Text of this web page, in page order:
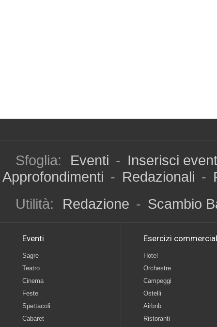
Sfoglia: Eventi - Inserisci
Approfondimenti - Redazionali -
Utilità:
Redazione - Scambio
Eventi
Sagre
Teatro
Cinema
Feste
Spettacoli
Cabaret
Esercizi
Hotel
Orchestre
Campeggi
Ostelli
Airbnb
Ristoranti